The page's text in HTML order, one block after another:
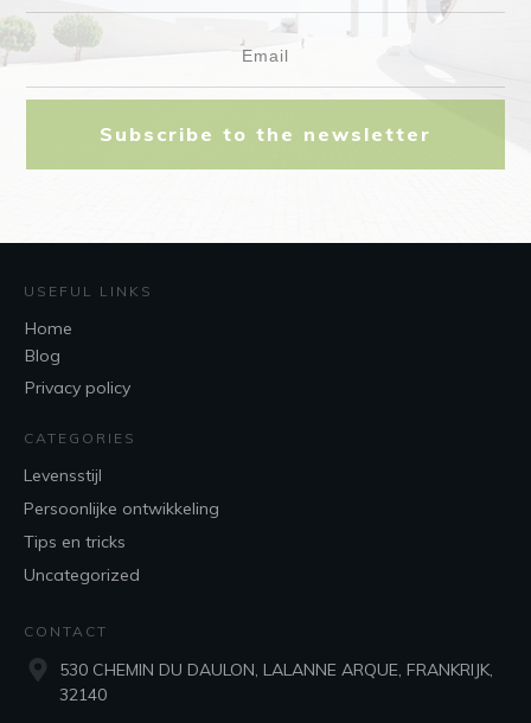
Subscribe to the newsletter
USEFUL LINKS
Home
Blog
Privacy policy
CATEGORIES
Levensstijl
Persoonlijke ontwikkeling
Tips en tricks
Uncategorized
CONTACT
530 CHEMIN DU DAULON, LALANNE ARQUE, FRANKRIJK,
32140